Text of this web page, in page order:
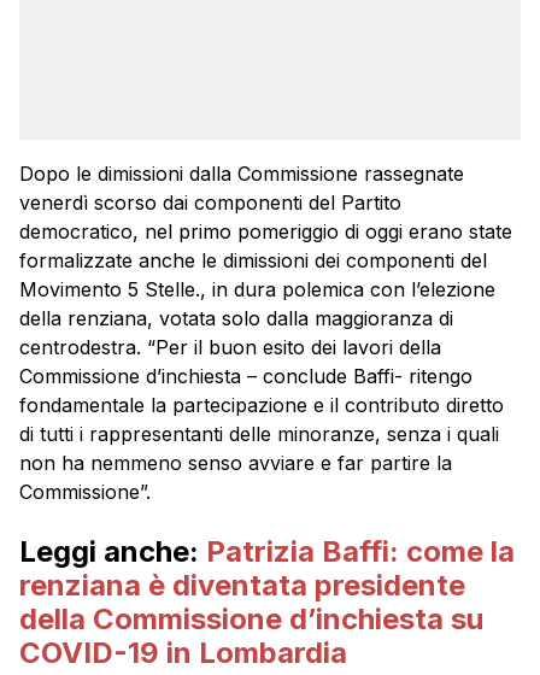
Dopo le dimissioni dalla Commissione rassegnate
venerdì scorso dai componenti del Partito
democratico, nel primo pomeriggio di oggi erano state
formalizzate anche le dimissioni dei componenti del
Movimento 5 Stelle., in dura polemica con l’elezione
della renziana, votata solo dalla maggioranza di
centrodestra. “Per il buon esito dei lavori della
Commissione d’inchiesta – conclude Baffi- ritengo
fondamentale la partecipazione e il contributo diretto
di tutti i rappresentanti delle minoranze, senza i quali
non ha nemmeno senso avviare e far partire la
Commissione”.
Leggi anche: Patrizia Baffi: come la
renziana è diventata presidente
della Commissione d’inchiesta su
COVID-19 in Lombardia